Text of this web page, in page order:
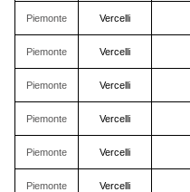
Piemonte Vercelli
Piemonte Vercelli
Piemonte Vercelli
Piemonte Vercelli
Piemonte Vercelli
Piemonte Vercelli